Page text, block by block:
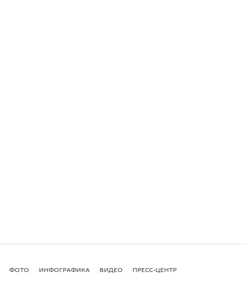
ФОТО ИНФОГРАФИКА ВИДЕО ПРЕСС-ЦЕНТР